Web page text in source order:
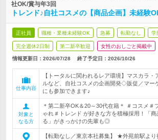
社OK/賞与年3回
トレンド♪自社コスメの【商品企画】未経験
正社員 職種・業種未経験OK 急募 転勤なし 学
完全週休2日制 第二新卒歓迎 女性のおしごと掲載中
情報更新日：2026/07/28 終了予定日： 2026/10/26
仕事内容
【トータルに関われるレア環境】マスカラ・
ルなど、自社コスメの企画開発◇販促／マー
にも参加できます♪
対象と
なる方
＊第二新卒OK＆20～30代在籍＊ ＃コスメ＃
ゃれ＃トレンド が好きな方を積極採用！「
る」がきっかけの先輩も◎
【転勤なし／東京本社募集】 ★外苑前駅よ